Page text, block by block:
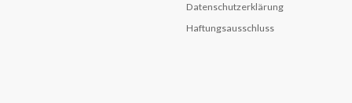
Datenschutzerklärung
Haftungsausschluss